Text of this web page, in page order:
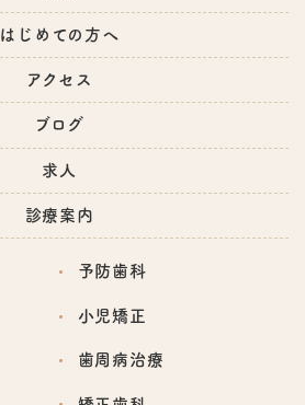
はじめての方へ
アクセス
ブログ
求人
診療案内
予防歯科
小児矯正
歯周病治療